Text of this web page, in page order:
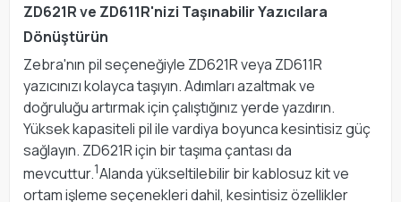
ZD621R ve ZD611R'nizi Taşınabilir Yazıcılara
Dönüştürün
Zebra'nın pil seçeneğiyle ZD621R veya ZD611R
yazıcınızı kolayca taşıyın. Adımları azaltmak ve
doğruluğu artırmak için çalıştığınız yerde yazdırın.
Yüksek kapasiteli pil ile vardiya boyunca kesintisiz güç
sağlayın. ZD621R için bir taşıma çantası da
mevcuttur.1Alanda yükseltilebilir bir kablosuz kit ve
ortam işleme seçenekleri dahil, kesintisiz özellikler